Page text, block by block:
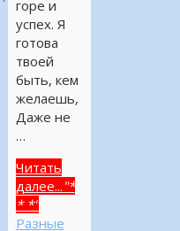
горе и
успех. Я
готова
твоей
быть, кем
желаешь,
Даже не
…
Читать
далее... "*
* *"
Разные